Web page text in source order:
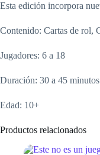
Esta edición incorpora
Contenido: Cartas de rol,
Jugadores: 6 a 18
Duración: 30 a 45 minutos
Edad: 10+
Productos relacionados